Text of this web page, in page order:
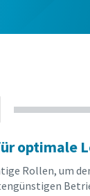
optimale
Rollen, um